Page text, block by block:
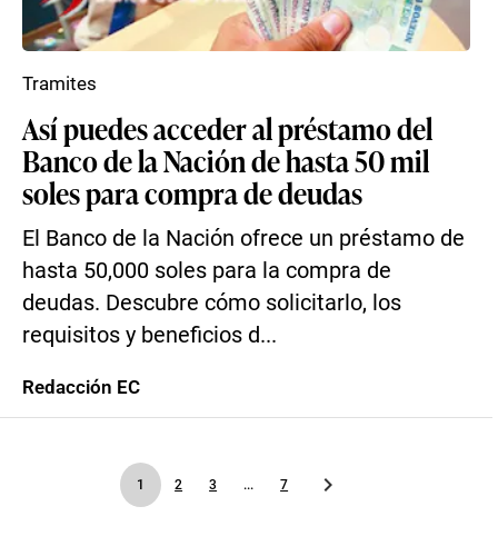
Así puedes acceder al préstamo del
Banco de la Nación de hasta 50 mil
soles para compra de deudas
El Banco de la Nación ofrece un préstamo de
hasta 50,000 soles para la compra de
deudas. Descubre cómo solicitarlo, los
requisitos y beneficios d...
Tramites
Redacción EC
1 2 3 ... 7